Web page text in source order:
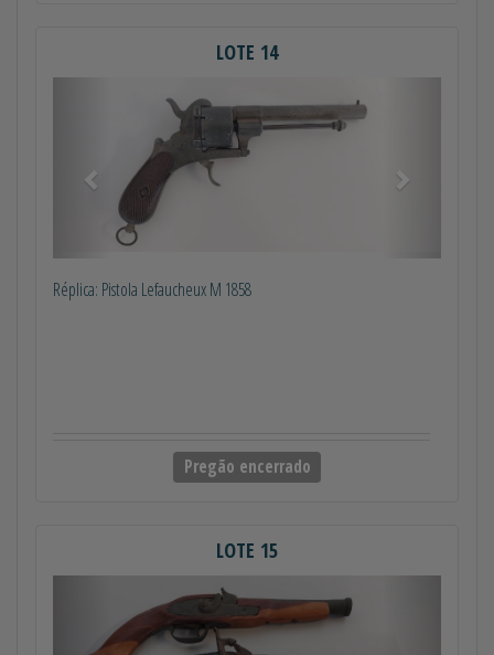
LOTE 14
Réplica: Pistola Lefaucheux M 1858
Pregão encerrado
LOTE 15